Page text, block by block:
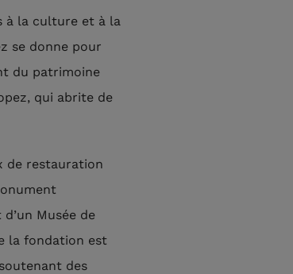
à la culture et à la
se donne pour
du patrimoine
qui abrite de
de restauration
Musée de
la fondation est
des